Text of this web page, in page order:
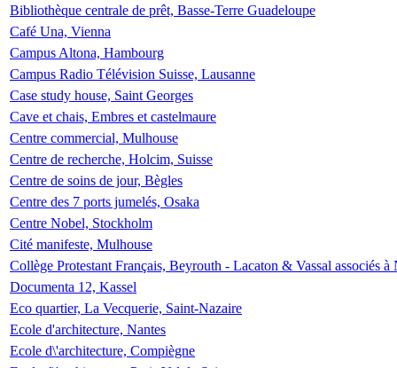
Bibliothèque centrale de prêt, Basse-Terre Guadeloupe
Café Una, Vienna
Campus Altona, Hambourg
Campus Radio Télévision Suisse, Lausanne
Case study house, Saint Georges
Cave et chais, Embres et castelmaure
Centre commercial, Mulhouse
Centre de recherche, Holcim, Suisse
Centre de soins de jour, Bègles
Centre des 7 ports jumelés, Osaka
Centre Nobel, Stockholm
Cité manifeste, Mulhouse
Collège Protestant Français, Beyrouth - Lacaton & Vassal associés
Documenta 12, Kassel
Eco quartier, La Vecquerie, Saint-Nazaire
Ecole d'architecture, Nantes
Ecole d\'architecture, Compiègne